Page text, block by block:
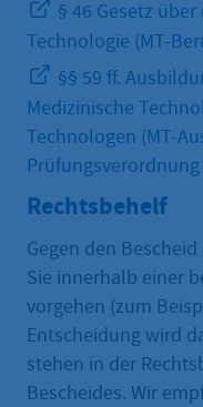
§ 46 Gesetz
Technologie (MT-
§§ 59 ff.
Medizinische
Technologen (MT-
Prüfungsverordnung
Rechtsbehelf
Gegen den
Sie innerhalb einer
vorgehen (zum
Entscheidung wird
stehen in der
Bescheides. Wir